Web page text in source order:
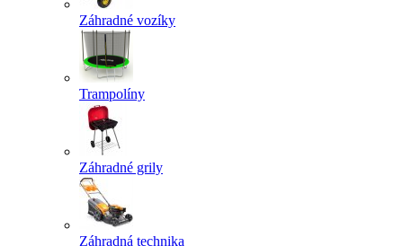
Záhradné vozíky
Trampolíny
Záhradné grily
Záhradná technika